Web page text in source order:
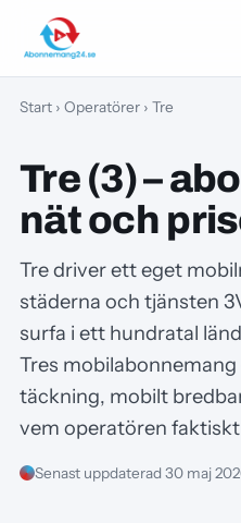
Start › Operatörer › Tre
Tre (3) –
nät och
Tre driver ett eget
städerna och tjänsten
surfa i ett hundratal
Tres
täckning, mobilt
vem operatören
Senast uppdaterad 30 maj